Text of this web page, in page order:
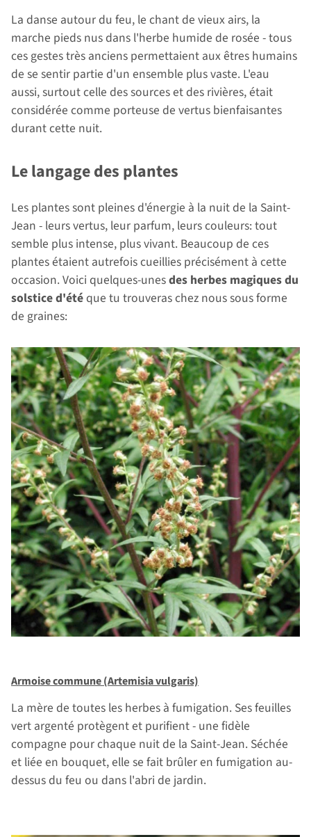
La danse autour du feu, le chant de vieux airs, la
marche pieds nus dans l'herbe humide de rosée - tous
ces gestes très anciens permettaient aux êtres humains
de se sentir partie d'un ensemble plus vaste. L'eau
aussi, surtout celle des sources et des rivières, était
considérée comme porteuse de vertus bienfaisantes
durant cette nuit.
Le langage des plantes
Les plantes sont pleines d'énergie à la nuit de la Saint-
Jean - leurs vertus, leur parfum, leurs couleurs: tout
semble plus intense, plus vivant. Beaucoup de ces
plantes étaient autrefois cueillies précisément à cette
occasion. Voici quelques-unesdes herbes magiques du
solstice d'étéque tu trouveras chez nous sous forme
de graines:
Armoise commune (Artemisia vulgaris)
La mère de toutes les herbes à fumigation. Ses feuilles
vert argenté protègent et purifient - une fidèle
compagne pour chaque nuit de la Saint-Jean. Séchée
et liée en bouquet, elle se fait brûler en fumigation au-
dessus du feu ou dans l'abri de jardin.